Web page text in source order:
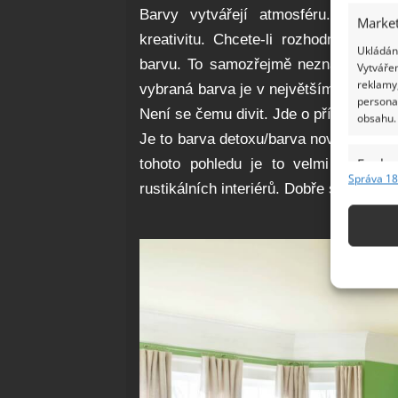
obsahu.
Funkce
Správa
Barvy vytvářejí atmosféru. Buď
kreativitu. Chcete-li rozhodnout o
barvu. To samozřejmě neznamená,
vybraná barva je v největším
Není se čemu divit. Jde o přírodní
Je to barva detoxu/barva nových
tohoto pohledu je to velmi
rustikálních interiérů. Dobře se